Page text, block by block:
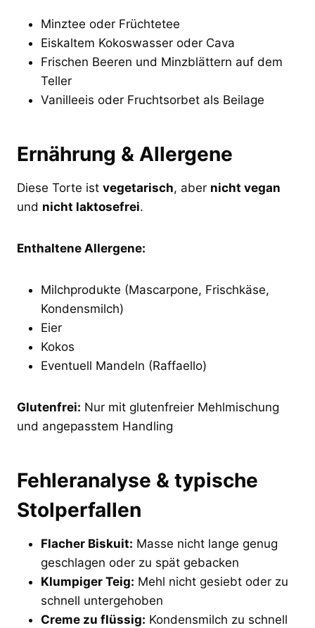
Minztee oder Früchtetee
Eiskaltem Kokoswasser oder Cava
Frischen Beeren und Minzblättern auf dem
Teller
Vanilleeis oder Fruchtsorbet als Beilage
Ernährung & Allergene
Diese Torte ist vegetarisch, aber nicht vegan
und nicht laktosefrei.
Enthaltene Allergene:
Milchprodukte (Mascarpone, Frischkäse,
Kondensmilch)
Eier
Kokos
Eventuell Mandeln (Raffaello)
Glutenfrei: Nur mit glutenfreier Mehlmischung
und angepasstem Handling
Fehleranalyse & typische
Stolperfallen
Flacher Biskuit: Masse nicht lange genug
geschlagen oder zu spät gebacken
Klumpiger Teig: Mehl nicht gesiebt oder zu
schnell untergehoben
Creme zu flüssig: Kondensmilch zu schnell